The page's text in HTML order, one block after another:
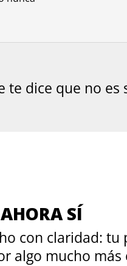
dice que no es
SÍ
con claridad: tu
algo mucho más